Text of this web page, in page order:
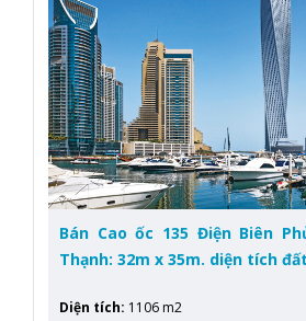
Bán Cao ốc 135 Điện Biên
Thạnh: 32m x 35m. diện tích
Diện tích: 1106 m2